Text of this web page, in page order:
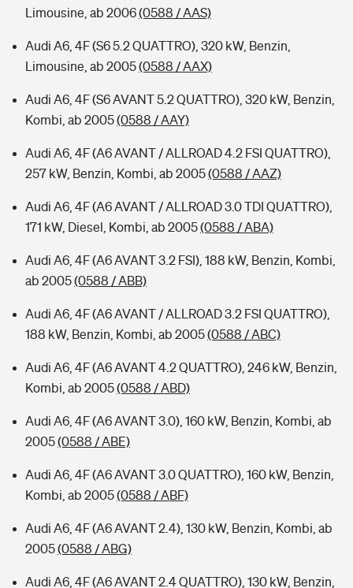
Limousine, ab 2006(0588 / AAS)
Audi A6, 4F (S6 5.2 QUATTRO), 320 kW, Benzin,
Limousine, ab 2005(0588 / AAX)
Audi A6, 4F (S6 AVANT 5.2 QUATTRO), 320 kW, Benzin,
Kombi, ab 2005(0588 / AAY)
Audi A6, 4F (A6 AVANT / ALLROAD 4.2 FSI QUATTRO),
257 kW, Benzin, Kombi, ab 2005(0588 / AAZ)
Audi A6, 4F (A6 AVANT / ALLROAD 3.0 TDI QUATTRO),
171 kW, Diesel, Kombi, ab 2005(0588 / ABA)
Audi A6, 4F (A6 AVANT 3.2 FSI), 188 kW, Benzin, Kombi,
ab 2005(0588 / ABB)
Audi A6, 4F (A6 AVANT / ALLROAD 3.2 FSI QUATTRO),
188 kW, Benzin, Kombi, ab 2005(0588 / ABC)
Audi A6, 4F (A6 AVANT 4.2 QUATTRO), 246 kW, Benzin,
Kombi, ab 2005(0588 / ABD)
Audi A6, 4F (A6 AVANT 3.0), 160 kW, Benzin, Kombi, ab
2005(0588 / ABE)
Audi A6, 4F (A6 AVANT 3.0 QUATTRO), 160 kW, Benzin,
Kombi, ab 2005(0588 / ABF)
Audi A6, 4F (A6 AVANT 2.4), 130 kW, Benzin, Kombi, ab
2005(0588 / ABG)
Audi A6, 4F (A6 AVANT 2.4 QUATTRO), 130 kW, Benzin,